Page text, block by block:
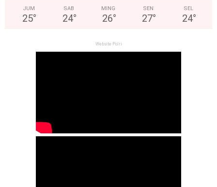
JUM
25°
SAB
24°
MING
26°
SEN
27°
SEL
24°
Website Polri